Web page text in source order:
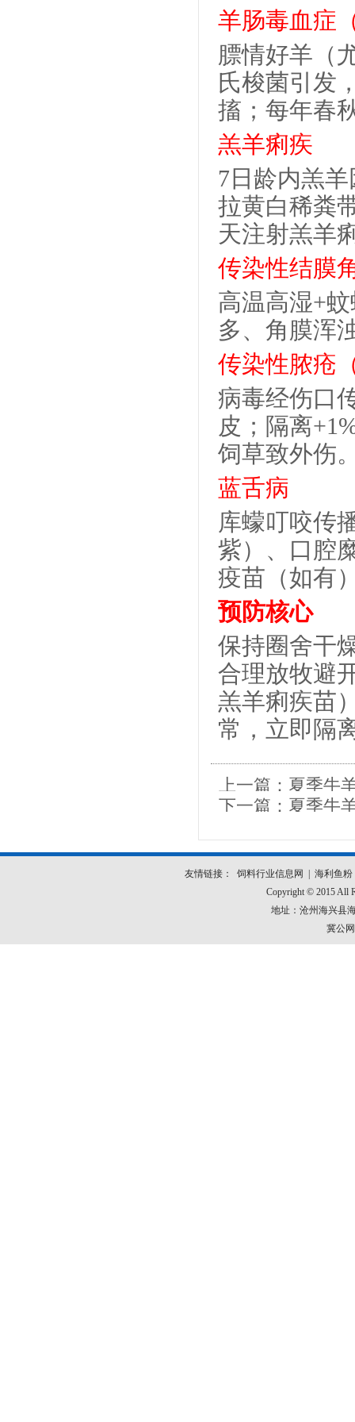
羊肠毒血症
膘情好羊（
氏梭菌引发
搐；每年春
羔羊痢疾
7 日龄内羔
拉黄白稀粪
天注射羔羊
传染性结膜
高温高湿+
多、角膜浑
传染性脓疮
病毒经伤口
皮；隔离
饲草致外伤
蓝舌病
库蠓叮咬传
紫）、口腔
疫苗（如有
预防核心
保持圈舍干
合理放牧避
羔羊痢疾苗
常，立即隔
上一篇： 夏季牛
下一篇： 夏季牛
友情链接： 饲料行业信息网
海利鱼粉
Copyright © 2015 All
地址：沧州海兴县
冀公